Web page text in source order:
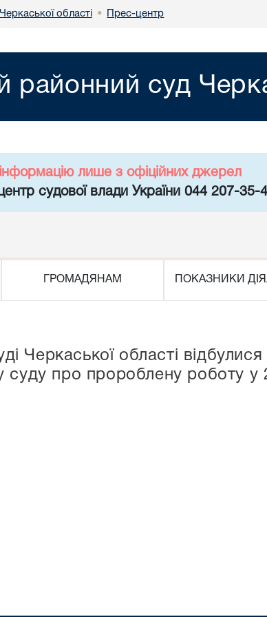
області • Прес-центр
районний суд
лише з офіційних джерел
судової влади України 044 207-35-
ГРОМАДЯНАМ ПОКАЗНИКИ
Черкаської області
суду про пророблену роботу у